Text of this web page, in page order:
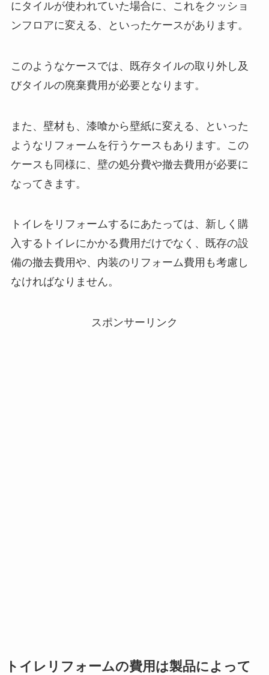
にタイルが使われていた場合に、これをクッショ
ンフロアに変える、といったケースがあります。
このようなケースでは、既存タイルの取り外し及
びタイルの廃棄費用が必要となります。
また、壁材も、漆喰から壁紙に変える、といった
ようなリフォームを行うケースもあります。この
ケースも同様に、壁の処分費や撤去費用が必要に
なってきます。
トイレをリフォームするにあたっては、新しく購
入するトイレにかかる費用だけでなく、既存の設
備の撤去費用や、内装のリフォーム費用も考慮し
なければなりません。
スポンサーリンク
トイレリフォームの費用は製品によって